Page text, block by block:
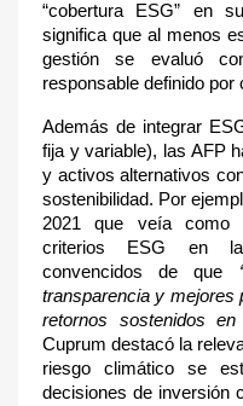
“cobertura ESG” en
significa que al menos
gestión se evaluó
responsable definido por
Además de integrar
fija y variable), las AFP
y activos alternativos
sostenibilidad. Por
2021 que veía como
criterios ESG en la
convencidos de que
transparencia y mejores
retornos sostenidos
Cuprum destacó la
riesgo climático se
decisiones de inversión